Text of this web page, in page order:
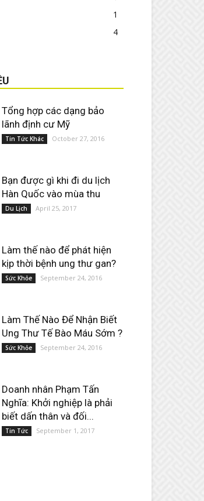
1
4
Tổng hợp các dạng bảo
lãnh định cư Mỹ
Tin Tức Khác October 27, 2016
Bạn được gì khi đi du lịch
Hàn Quốc vào mùa thu
Du Lịch April 25, 2017
Làm thế nào để phát hiện
kịp thời bệnh ung thư gan?
Sức Khỏe September 24, 2016
Làm Thế Nào Để Nhận Biết
Ung Thư Tế Bào Máu Sớm ?
Sức Khỏe September 24, 2016
Doanh nhân Phạm Tấn
Nghĩa: Khởi nghiệp là phải
biết dấn thân và đối...
Tin Tức September 1, 2017